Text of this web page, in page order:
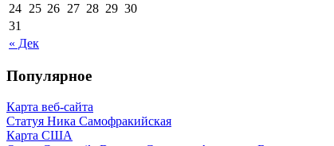
« Дек
24 25 26 27 28 29 30
31
Популярное
Карта веб-сайта
Статуя Ника Самофракийская
Карта США